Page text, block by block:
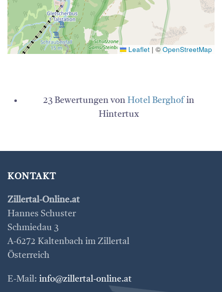
Leaflet | © OpenStreetMap
23 Bewertungen von Hotel Berghofin
Hintertux
KONTAKT
Zillertal-Online.at
Hannes Schuster
Schmiedau 3
A-6272 Kaltenbach im Zillertal
Österreich
E-Mail: info@zillertal-online.at